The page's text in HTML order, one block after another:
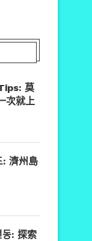
莫
次就上
濟州島
: 探索